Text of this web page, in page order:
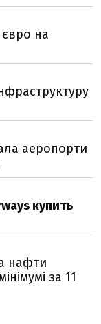
на
аеропорти
купить
нафти
за 11